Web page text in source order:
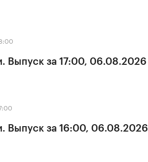
Выпуск за 17:00, 06.08.2026
Выпуск за 16:00, 06.08.2026